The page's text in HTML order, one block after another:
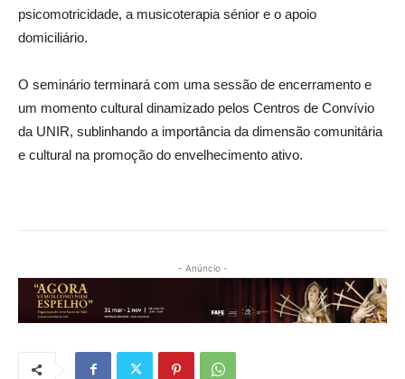
psicomotricidade, a musicoterapia sénior e o apoio
domiciliário.
O seminário terminará com uma sessão de encerramento e
um momento cultural dinamizado pelos Centros de Convívio
da UNIR, sublinhando a importância da dimensão comunitária
e cultural na promoção do envelhecimento ativo.
- Anúncio -